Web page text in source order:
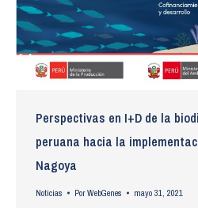
Perspectivas en I+D de la
peruana hacia la
Nagoya
Noticias PorWebGenes mayo 31, 2021